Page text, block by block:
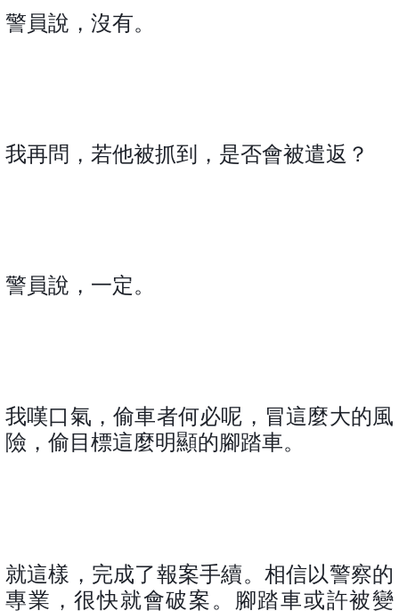
警員說，沒有。
我再問，若他被抓到，是否會被遣返？
警員說，一定。
我嘆口氣，偷車者何必呢，冒這麼大的風
險，偷目標這麼明顯的腳踏車。
就這樣，完成了報案手續。相信以警察的
專業，很快就會破案。腳踏車或許被變